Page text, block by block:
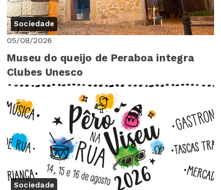
Sociedade
05/08/2026
Museu do queijo de Peraboa integra
Clubes Unesco
Sociedade